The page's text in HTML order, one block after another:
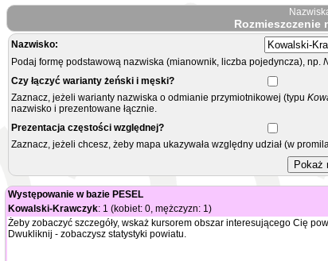
Rozmieszczenie
Nazwisko:
Podaj formę podstawową nazwiska (mianownik, liczba pojedyncza), np.
Czy łączyć warianty żeński i męski?
Zaznacz, jeżeli warianty nazwiska o odmianie przymiotnikowej (typu
nazwisko i prezentowane łącznie.
Prezentacja częstości względnej?
Zaznacz, jeżeli chcesz, żeby mapa ukazywała względny udział (w
Występowanie w bazie PESEL
Kowalski-Krawczyk: 1 (kobiet: 0, mężczyzn: 1)
Żeby zobaczyć szczegóły, wskaż kursorem obszar interesującego Cię
Dwukliknij - zobaczysz statystyki powiatu.